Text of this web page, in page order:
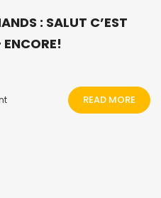
: SALUT C’EST
READ MORE